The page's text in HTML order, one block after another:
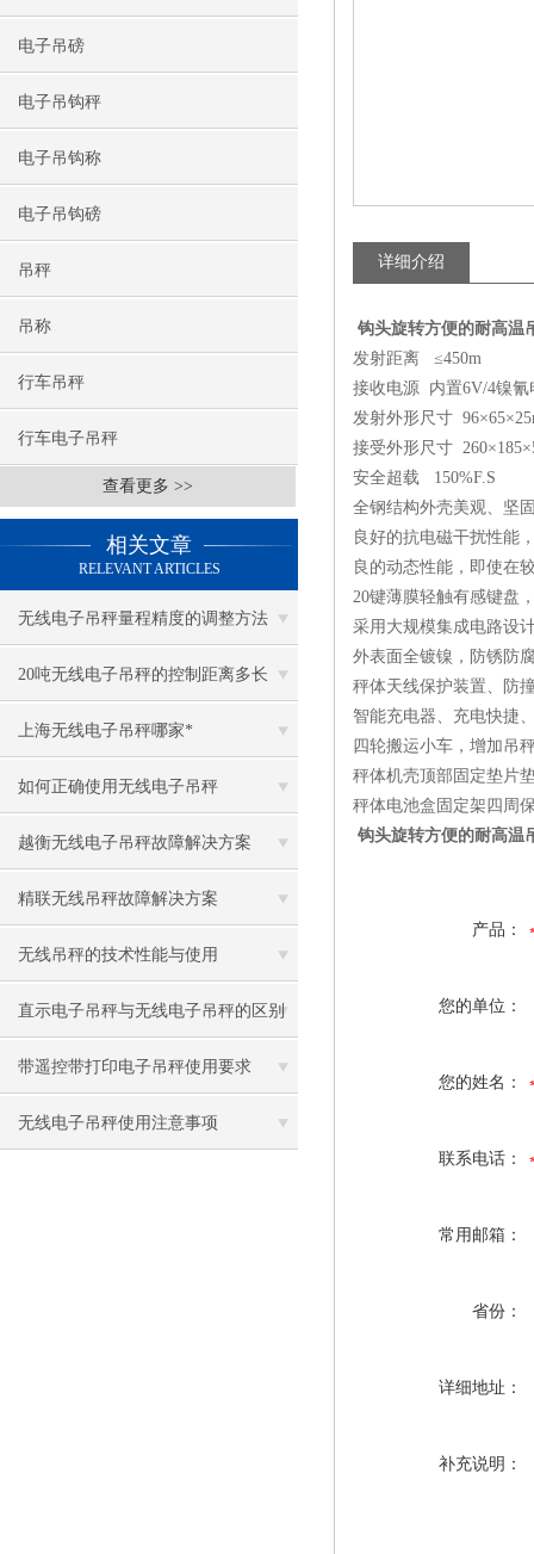
电子吊磅
电子吊钩秤
电子吊钩称
电子吊钩磅
吊秤
吊称
行车吊秤
行车电子吊秤
查看更多 >>
相关文章
RELEVANT ARTICLES
无线电子吊秤量程精度的调整方法
20吨无线电子吊秤的控制距离多长
上海无线电子吊秤哪家*
如何正确使用无线电子吊秤
越衡无线电子吊秤故障解决方案
精联无线吊秤故障解决方案
无线吊秤的技术性能与使用
直示电子吊秤与无线电子吊秤的区别
在那里
带遥控带打印电子吊秤使用要求
无线电子吊秤使用注意事项
详细介绍
钩头旋转方便的耐高温
发射距离
≤450m
接收电源 内置6V/4镍
发射外形尺寸
接受外形尺寸
安全超载
150%F.S
全钢结构外壳美观、坚
良好的抗电磁干扰性能
良的动态性能，即使在
20键薄膜轻触有感键盘
采用大规模集成电路设
外表面全镀镍，防锈防
秤体天线保护装置、防
智能充电器、充电快捷
四轮搬运小车，增加吊
秤体机壳顶部固定垫片
秤体电池盒固定架四周
钩头旋转方便的耐高温
产品：
您的单位：
您的姓名：
联系电话：
常用邮箱：
省份：
详细地址：
补充说明：